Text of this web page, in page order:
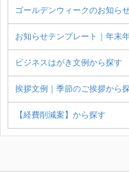
ゴールデンウィークのお知ら
お知らせテンプレート｜年末
ビジネスはがき文例から探す
挨拶文例｜季節のご挨拶から
【経費削減案】から探す